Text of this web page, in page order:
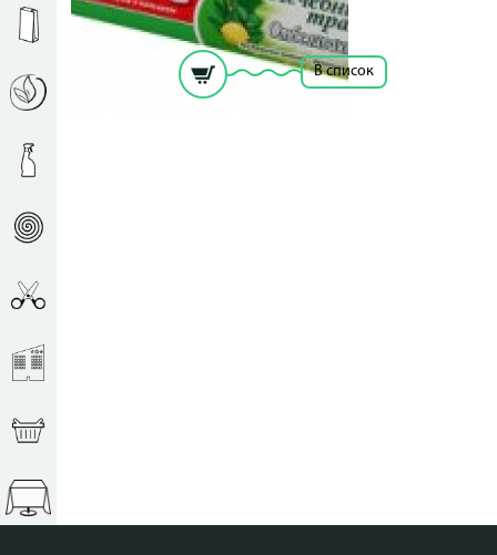
Рассчитать цену за единицу
В список